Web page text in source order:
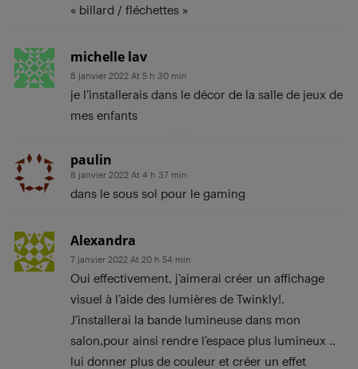
« billard / fléchettes »
michelle lav
8 janvier 2022 At 5 h 30 min
je l’installerais dans le décor de la salle de jeux de
mes enfants
paulin
8 janvier 2022 At 4 h 37 min
dans le sous sol pour le gaming
Alexandra
7 janvier 2022 At 20 h 54 min
Oui effectivement, j’aimerai créer un affichage
visuel à l’aide des lumières de Twinkly!.
J’installerai la bande lumineuse dans mon
salon,pour ainsi rendre l’espace plus lumineux ..
lui donner plus de couleur et créer un effet